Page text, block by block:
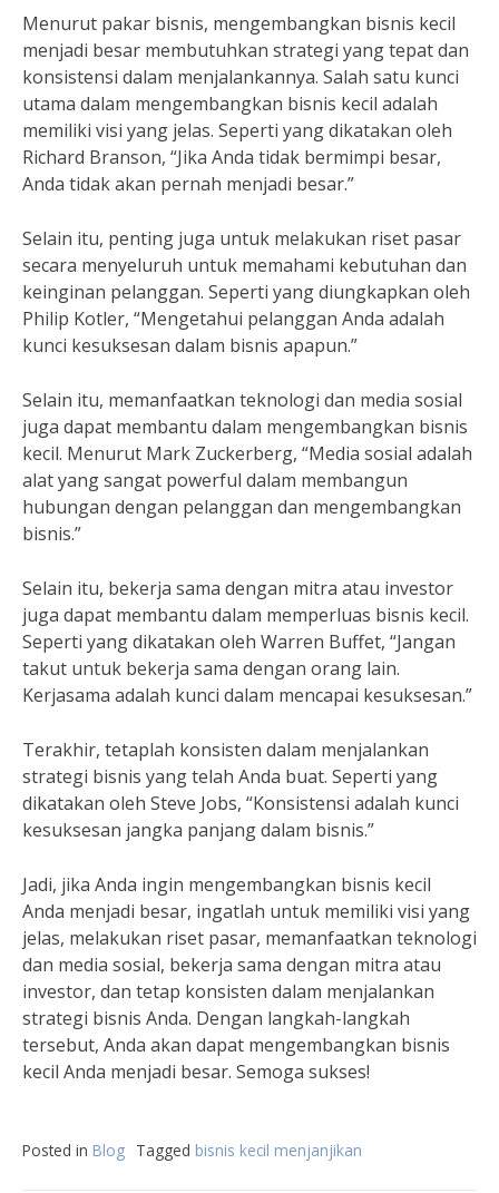
Menurut pakar bisnis, mengembangkan bisnis kecil
menjadi besar membutuhkan strategi yang tepat dan
konsistensi dalam menjalankannya. Salah satu kunci
utama dalam mengembangkan bisnis kecil adalah
memiliki visi yang jelas. Seperti yang dikatakan oleh
Richard Branson, “Jika Anda tidak bermimpi besar,
Anda tidak akan pernah menjadi besar.”
Selain itu, penting juga untuk melakukan riset pasar
secara menyeluruh untuk memahami kebutuhan dan
keinginan pelanggan. Seperti yang diungkapkan oleh
Philip Kotler, “Mengetahui pelanggan Anda adalah
kunci kesuksesan dalam bisnis apapun.”
Selain itu, memanfaatkan teknologi dan media sosial
juga dapat membantu dalam mengembangkan bisnis
kecil. Menurut Mark Zuckerberg, “Media sosial adalah
alat yang sangat powerful dalam membangun
hubungan dengan pelanggan dan mengembangkan
bisnis.”
Selain itu, bekerja sama dengan mitra atau investor
juga dapat membantu dalam memperluas bisnis kecil.
Seperti yang dikatakan oleh Warren Buffet, “Jangan
takut untuk bekerja sama dengan orang lain.
Kerjasama adalah kunci dalam mencapai kesuksesan.”
Terakhir, tetaplah konsisten dalam menjalankan
strategi bisnis yang telah Anda buat. Seperti yang
dikatakan oleh Steve Jobs, “Konsistensi adalah kunci
kesuksesan jangka panjang dalam bisnis.”
Jadi, jika Anda ingin mengembangkan bisnis kecil
Anda menjadi besar, ingatlah untuk memiliki visi yang
jelas, melakukan riset pasar, memanfaatkan teknologi
dan media sosial, bekerja sama dengan mitra atau
investor, dan tetap konsisten dalam menjalankan
strategi bisnis Anda. Dengan langkah-langkah
tersebut, Anda akan dapat mengembangkan bisnis
kecil Anda menjadi besar. Semoga sukses!
Posted in Blog Tagged bisnis kecil menjanjikan